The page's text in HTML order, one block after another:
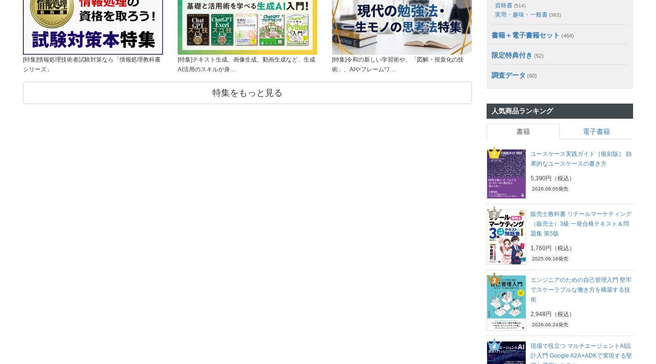
[特集]情報処理技術者試験対策なら「情報処理教科書
シリーズ」
[特集]テキスト生成、画像生成、動画生成など、生成
AI活用のスキルが身…
[特集]令和の新しい学習術や、「図解・視覚化の技
術」、AIやフレームワ…
特集をもっと見る
資格書 (514)
実用・趣味・一般書 (382)
書籍＋電子書籍セット (464)
限定特典付き (52)
調査データ (60)
人気商品ランキング
書籍 電子書籍
ユースケース実践ガイド［復刻版］ 効
果的なユースケースの書き方
5,390円（税込）
2026.08.05発売
販売士教科書 リテールマーケティング
（販売士）3級 一発合格テキスト＆問
題集 第5版
1,760円（税込）
2025.06.16発売
エンジニアのための自己管理入門 堅牢
でスケーラブルな働き方を構築する技
術
2,948円（税込）
2026.06.24発売
現場で役立つ マルチエージェントAI設
計入門 Google A2A×ADKで実現する堅